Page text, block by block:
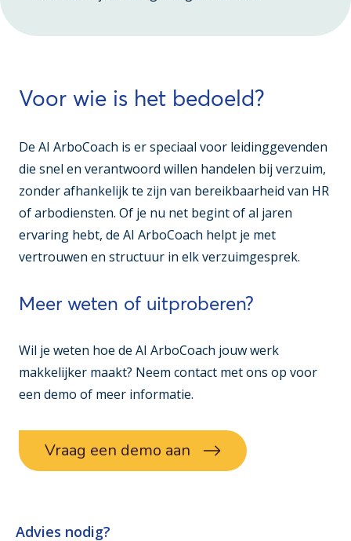
Voor wie is het bedoeld?
De AI ArboCoach is er speciaal voor leidinggevenden
die snel en verantwoord willen handelen bij verzuim,
zonder afhankelijk te zijn van bereikbaarheid van HR
of arbodiensten. Of je nu net begint of al jaren
ervaring hebt, de AI ArboCoach helpt je met
vertrouwen en structuur in elk verzuimgesprek.
Meer weten of uitproberen?
Wil je weten hoe de AI ArboCoach jouw werk
makkelijker maakt? Neem contact met ons op voor
een demo of meer informatie.
Vraag een demo aan
Advies nodig?